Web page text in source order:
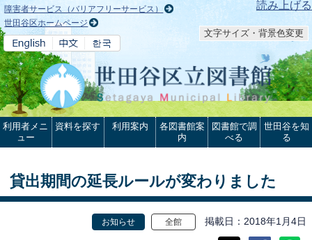
本文へ 読み上げる
障害者サービス（バリアフリーサービス）
世田谷区ホームページ
文字サイズ・背景色変更
利用者メニ
ュー
資料を探す 利用案内
各図書館案
内
図書館で調
べる
世田谷を知
る
貸出期間の延長ルールが変わりました
お知らせ 全館 掲載日 2018年1月4日